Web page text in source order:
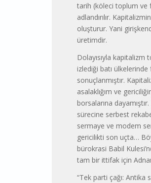
tarih (köleci toplum ve
adlandırılır.
oluşturur. Yani
üretimdir.
Dolayısıyla
izlediği batı
sonuçlanmıştır.
asalaklığım ve
borsalarına
sürecine ser­best
sermaye ve modem
geri­cilikti son uçta…
bürokrasi Babil
tam bir ittifak için
“Tek parti çağı: